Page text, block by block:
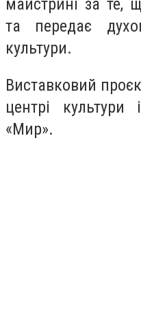
майстрині за те,
та передає
культури.
Виставковий
центрі культури
«Мир».